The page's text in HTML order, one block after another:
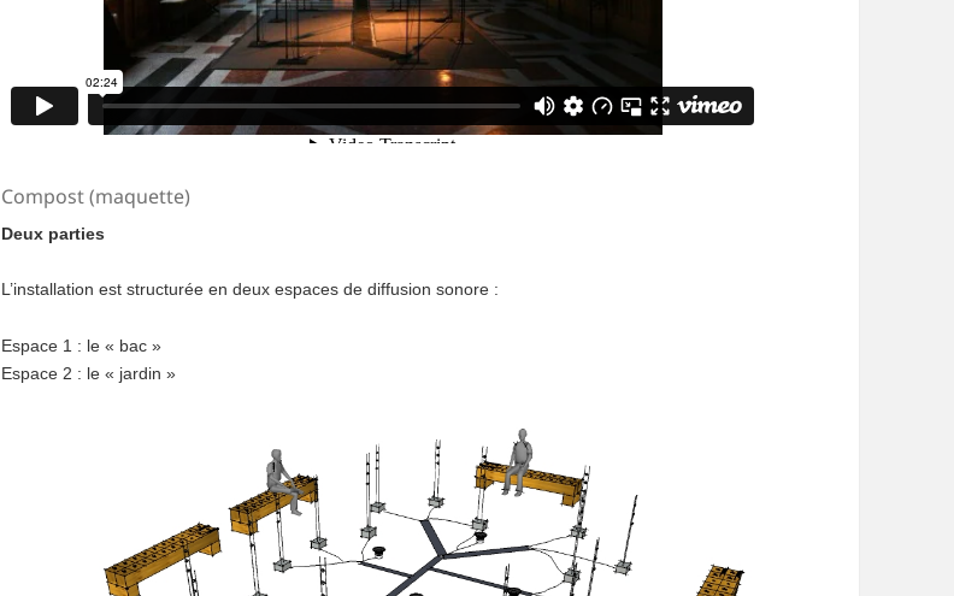
Compost (maquette)
Deux parties
L’installation est structurée en deux espaces de diffusion sonore :
Espace 1 : le « bac »
Espace 2 : le « jardin »